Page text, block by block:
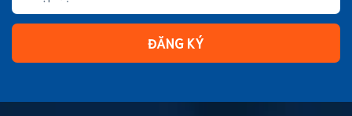
ĐĂNG KÝ